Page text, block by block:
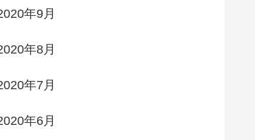
年9月
年8月
年7月
年6月